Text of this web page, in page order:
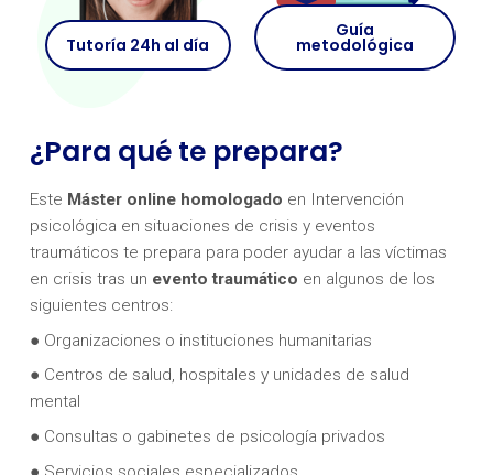
Tutoría 24h al día
Guía
metodológica
¿Para qué te prepara?
Este Máster online homologado en Intervención
psicológica en situaciones de crisis y eventos
traumáticos te prepara para poder ayudar a las víctimas
en crisis tras un evento traumático en algunos de los
siguientes centros:
● Organizaciones o instituciones humanitarias
● Centros de salud, hospitales y unidades de salud
mental
● Consultas o gabinetes de psicología privados